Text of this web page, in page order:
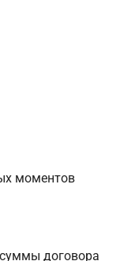
моментов
договора